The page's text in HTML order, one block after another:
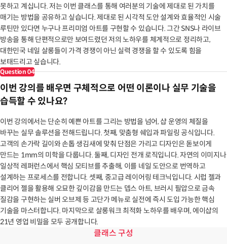
못하고 계십니다. 저는 이번 클래스를 통해 여러분의 기술에 제대로 된 가치를
매기는 방법을 공유하고 싶습니다. 제대로 된 시각적 도안 설계와 효율적인 시술
루틴만 있다면 누구나 프리미엄 아트를 구현할 수 있습니다. 그간 SNS나 라이브
방송을 통해 단편적으로만 보여드렸던 저의 노하우를 체계적으로 정리하고,
대한민국 네일 살롱들이 가격 경쟁이 아닌 실력 경쟁을 할 수 있도록 힘을
보태드리고 싶습니다.
Question 04
이번 강의를 배우면 구체적으로 어떤 이론이나 실무 기술을
습득할 수 있나요?
이번 강의에서는 단순히 예쁜 아트를 그리는 방법을 넘어, 샵 운영의 체질을
바꾸는 실무 솔루션을 전해드립니다. 첫째, 맞춤형 쉐입과 파일링 공식입니다.
고객의 손가락 길이와 손톱 생김새에 맞춰 단점은 가리고 디자인은 돋보이게
만드는 1mm의 미학을 다룹니다. 둘째, 디자인 전개 로직입니다. 자연의 이미지나
일상적 레퍼런스에서 핵심 모티브를 추출해, 이를 네일 도안으로 번역하고
설계하는 프로세스를 전합니다. 셋째, 중고급 레이어링 테크닉입니다. 시럽 젤과
클리어 젤을 활용해 오묘한 깊이감을 만드는 뎁스 아트, 브러시 필압으로 금속
질감을 구현하는 실버 오브제 등 고단가 메뉴로 실전에 즉시 도입 가능한 핵심
기술을 마스터합니다. 마지막으로 살롱워크 최적화 노하우를 배우며, 에이샵의
21년 영업 비밀을 모두 공개합니다.
클래스 구성